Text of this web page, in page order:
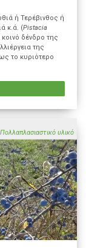
ή Τερέβινθος ή
κ.ά. (Pistacia
κοινό δένδρο της
της
το κυριότερο
Πολλαπλασιαστικό υλικό